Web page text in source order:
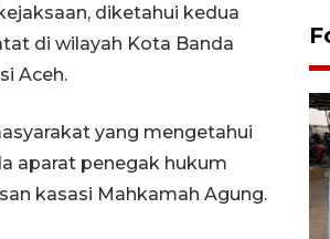
diketahui kedua
di wilayah Kota Banda
Aceh.
yang mengetahui
aparat penegak hukum
kasasi Mahkamah Agung.